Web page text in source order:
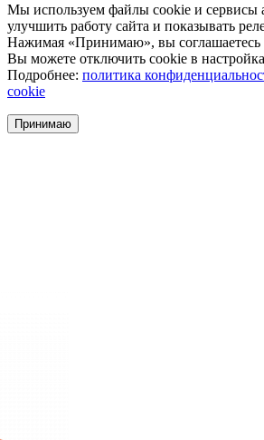
Мы используем файлы cookie и сервисы
улучшить работу сайта и показывать
Нажимая «Принимаю», вы соглашаетесь
Вы можете отключить cookie в
Подробнее: политика
cookie
Принимаю